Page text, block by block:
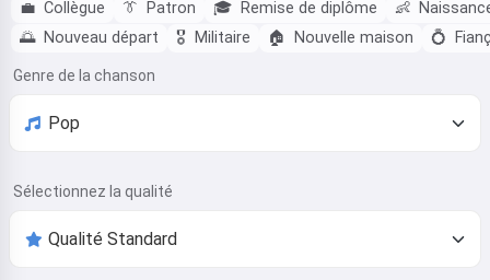
💼 Collègue 👔 Patron 🎓 Remise de diplôme 👶
🌅 Nouveau départ 🎖️ Militaire 🏠 Nouvelle maison 💍
Genre de la chanson
Sélectionnez la qualité